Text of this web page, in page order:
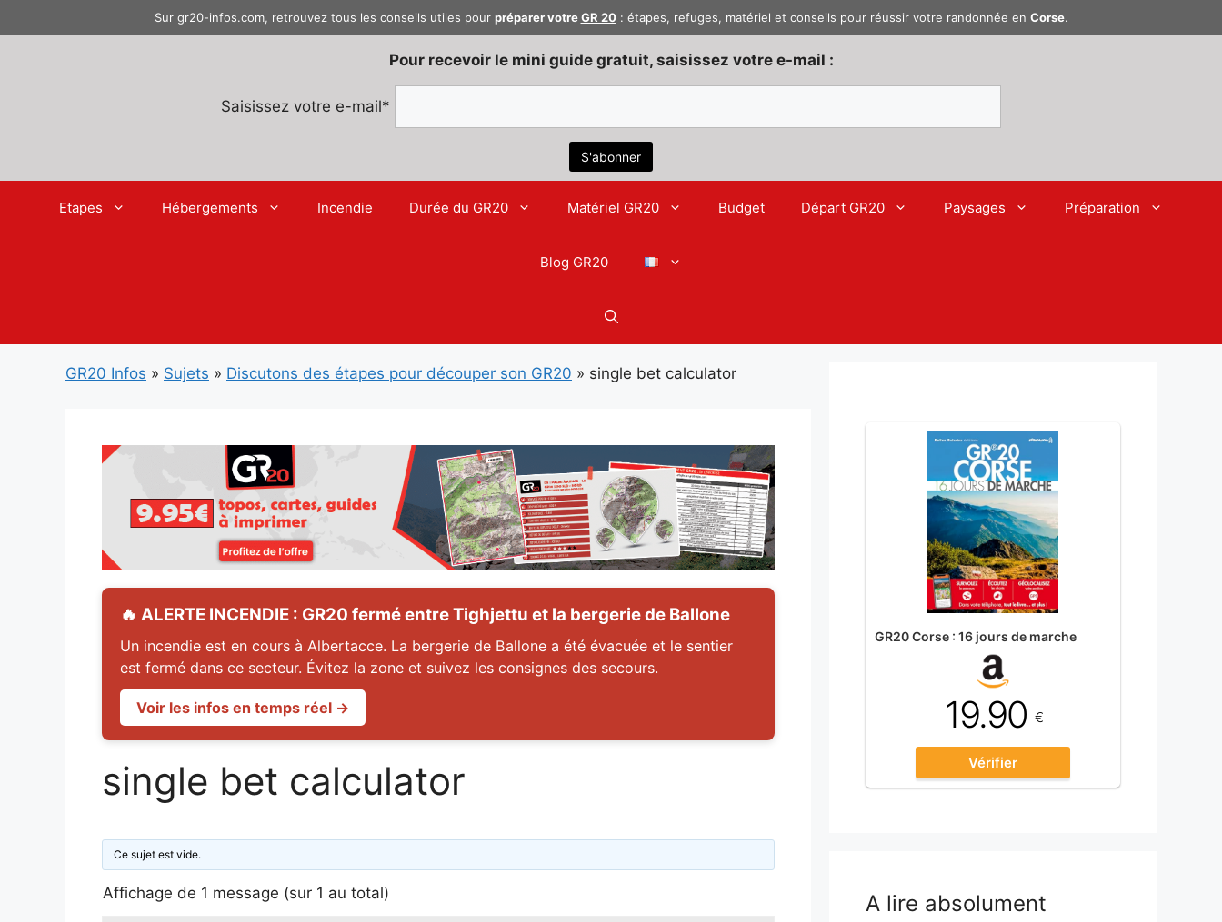
au
Sur gr20-infos.com, retrouvez tous les conseils utiles pour préparer votreGR 20: étapes, refuges, matériel et conseils pour réussir votre randonnée en Corse.
Pour recevoir le mini guide gratuit, saisissez votre e-mail :
Saisissez votre e-mail*
Etapes Hébergements Incendie Durée du GR20 Matériel GR20 Budget Départ GR20 Paysages Préparation
Blog GR20
GR20 Infos » Sujets » Discutons des étapes pour découper son GR20 » single bet calculator
🔥 ALERTE INCENDIE : GR20 fermé entre Tighjettu et la bergerie de Ballone
Un incendie est en cours à Albertacce. La bergerie de Ballone a été évacuée et le sentier
est fermé dans ce secteur. Évitez la zone et suivez les consignes des secours.
Voir les infos en temps réel →
single bet calculator
Ce sujet est vide.
Affichage de 1 message (sur 1 au total)
GR20 Corse : 16 jours de marche
19.90€
Vérifier
A lire absolument